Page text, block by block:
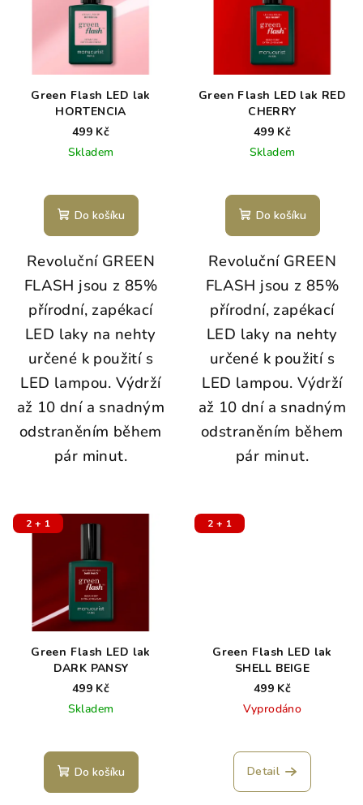
Green Flash LED lak
HORTENCIA
499 Kč
Skladem
Do košíku
Revoluční GREEN
FLASH jsou z 85%
přírodní, zapékací
LED laky na nehty
určené k použití s
LED lampou. Výdrží
až 10 dní a snadným
odstraněním během
pár minut.
Green Flash LED lak RED
CHERRY
499 Kč
Skladem
Do košíku
Revoluční GREEN
FLASH jsou z 85%
přírodní, zapékací
LED laky na nehty
určené k použití s
LED lampou. Výdrží
až 10 dní a snadným
odstraněním během
pár minut.
2 + 1
Green Flash LED lak
DARK PANSY
499 Kč
Skladem
Do košíku
2 + 1
Green Flash LED lak
SHELL BEIGE
499 Kč
Vyprodáno
Detail